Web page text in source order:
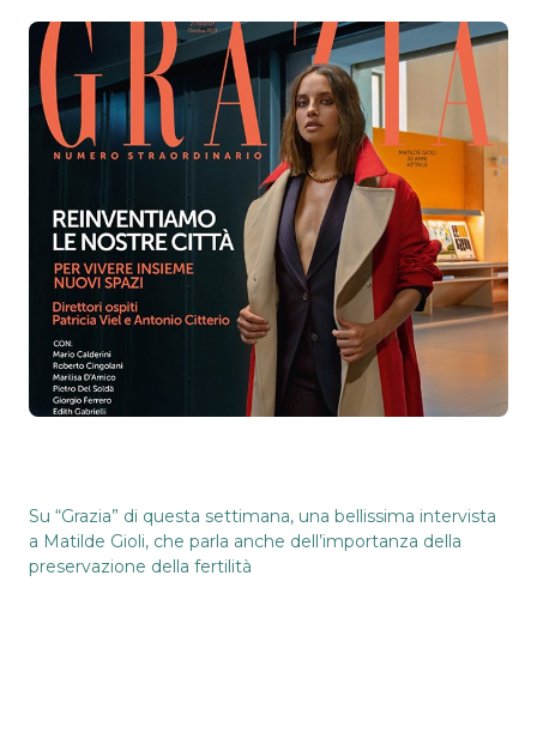
Su “Grazia” di questa settimana, una bellissima intervista
a Matilde Gioli, che parla anche dell’importanza della
preservazione della fertilità